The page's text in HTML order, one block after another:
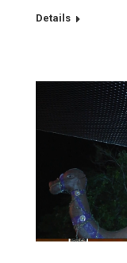
Details